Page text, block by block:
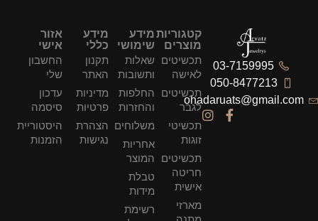
03-7159995
050-8477213
ohadaruats@gmail.com
קטגוריות
מוצרים
תכשיטים
לאישה
תכשיטים
לגבר
תכשיטי
זוגות
תכשיטים
חריטה
אישית
מארזי
מידע
שימושי
שאלות
ותשובות
החלפות
והחזרות
משלוחים
אחריות
המוצר
טבלת
מידות
רשימת
מידע
כללי
תקנון
האתר
מדיניות
פרטיות
הצהרת
נגישות
אזור
אישי
החשבון
שלי
עדכון
סיסמה
היסטוריית
הזמנות